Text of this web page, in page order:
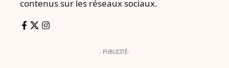
contenus sur les réseaux sociaux.
- PUBLICITÉ-